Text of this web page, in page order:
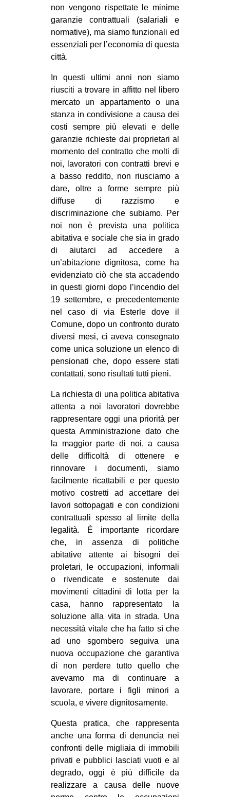
non vengono rispettate le minime
garanzie contrattuali (salariali e
normative), ma siamo funzionali ed
essenziali per l’economia di questa
città.
In questi ultimi anni non siamo
riusciti a trovare in affitto nel libero
mercato un appartamento o una
stanza in condivisione a causa dei
costi sempre più elevati e delle
garanzie richieste dai proprietari al
momento del contratto che molti di
noi, lavoratori con contratti brevi e
a basso reddito, non riusciamo a
dare, oltre a forme sempre più
diffuse di razzismo e
discriminazione che subiamo. Per
noi non è prevista una politica
abitativa e sociale che sia in grado
di aiutarci ad accedere a
un’abitazione dignitosa, come ha
evidenziato ciò che sta accadendo
in questi giorni dopo l’incendio del
19 settembre, e precedentemente
nel caso di via Esterle dove il
Comune, dopo un confronto durato
diversi mesi, ci aveva consegnato
come unica soluzione un elenco di
pensionati che, dopo essere stati
contattati, sono risultati tutti pieni.
La richiesta di una politica abitativa
attenta a noi lavoratori dovrebbe
rappresentare oggi una priorità per
questa Amministrazione dato che
la maggior parte di noi, a causa
delle difficoltà di ottenere e
rinnovare i documenti, siamo
facilmente ricattabili e per questo
motivo costretti ad accettare dei
lavori sottopagati e con condizioni
contrattuali spesso al limite della
legalità. É importante ricordare
che, in assenza di politiche
abitative attente ai bisogni dei
proletari, le occupazioni, informali
o rivendicate e sostenute dai
movimenti cittadini di lotta per la
casa, hanno rappresentato la
soluzione alla vita in strada. Una
necessità vitale che ha fatto sì che
ad uno sgombero seguiva una
nuova occupazione che garantiva
di non perdere tutto quello che
avevamo ma di continuare a
lavorare, portare i figli minori a
scuola, e vivere dignitosamente.
Questa pratica, che rappresenta
anche una forma di denuncia nei
confronti delle migliaia di immobili
privati e pubblici lasciati vuoti e al
degrado, oggi è più difficile da
realizzare a causa delle nuove